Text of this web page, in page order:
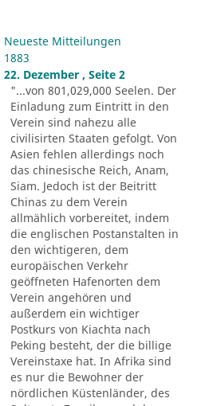
Neueste Mitteilungen
1883
22. Dezember , Seite 2
"...von 801,029,000 Seelen. Der
Einladung zum Eintritt in den
Verein sind nahezu alle
civilisirten Staaten gefolgt. Von
Asien fehlen allerdings noch
das chinesische Reich, Anam,
Siam. Jedoch ist der Beitritt
Chinas zu dem Verein
allmählich vorbereitet, indem
die englischen Postanstalten in
den wichtigeren, dem
europäischen Verkehr
geöffneten Hafenorten dem
Verein angehören und
außerdem ein wichtiger
Postkurs von Kiachta nach
Peking besteht, der die billige
Vereinstaxe hat. In Afrika sind
es nur die Bewohner der
nördlichen Küstenländer, des